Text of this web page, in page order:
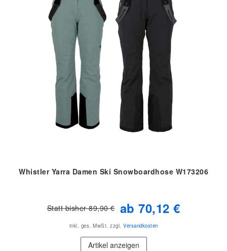
Whistler Yarra Damen Ski Snowboardhose W173206
Statt bisher 89,90 € ab 70,12 €
inkl. ges. MwSt. zzgl. Versandkosten
Artikel anzeigen